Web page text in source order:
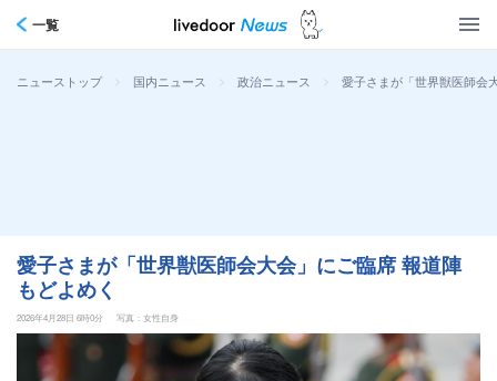
一覧
ニューストップ > 国内ニュース > 政治ニュース > 愛子さまが「世界獣医師会
愛子さまが「世界獣医師会大会」にご臨席 報道陣
もどよめく
2026年4月28日 6時0分 写真：女性自身